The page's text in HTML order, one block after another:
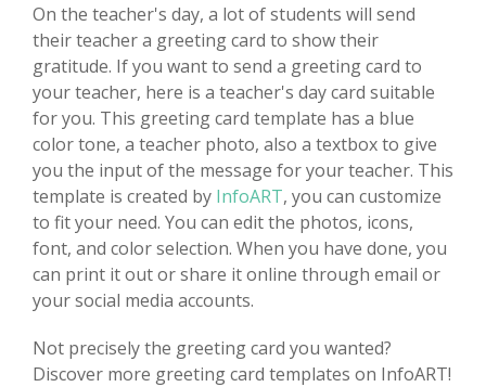
On the teacher's day, a lot of students will send
their teacher a greeting card to show their
gratitude. If you want to send a greeting card to
your teacher, here is a teacher's day card suitable
for you. This greeting card template has a blue
color tone, a teacher photo, also a textbox to give
you the input of the message for your teacher. This
template is created by InfoART, you can customize
to fit your need. You can edit the photos, icons,
font, and color selection. When you have done, you
can print it out or share it online through email or
your social media accounts.
Not precisely the greeting card you wanted?
Discover more greeting card templates on InfoART!